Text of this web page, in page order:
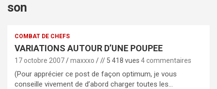
son
COMBAT DE CHEFS
VARIATIONS AUTOUR D’UNE POUPEE
17 octobre 2007 maxxxo // 5 418 vues 4 commentaires
(Pour apprécier ce post de façon optimum, je vous
conseille vivement de d’abord charger toutes les…